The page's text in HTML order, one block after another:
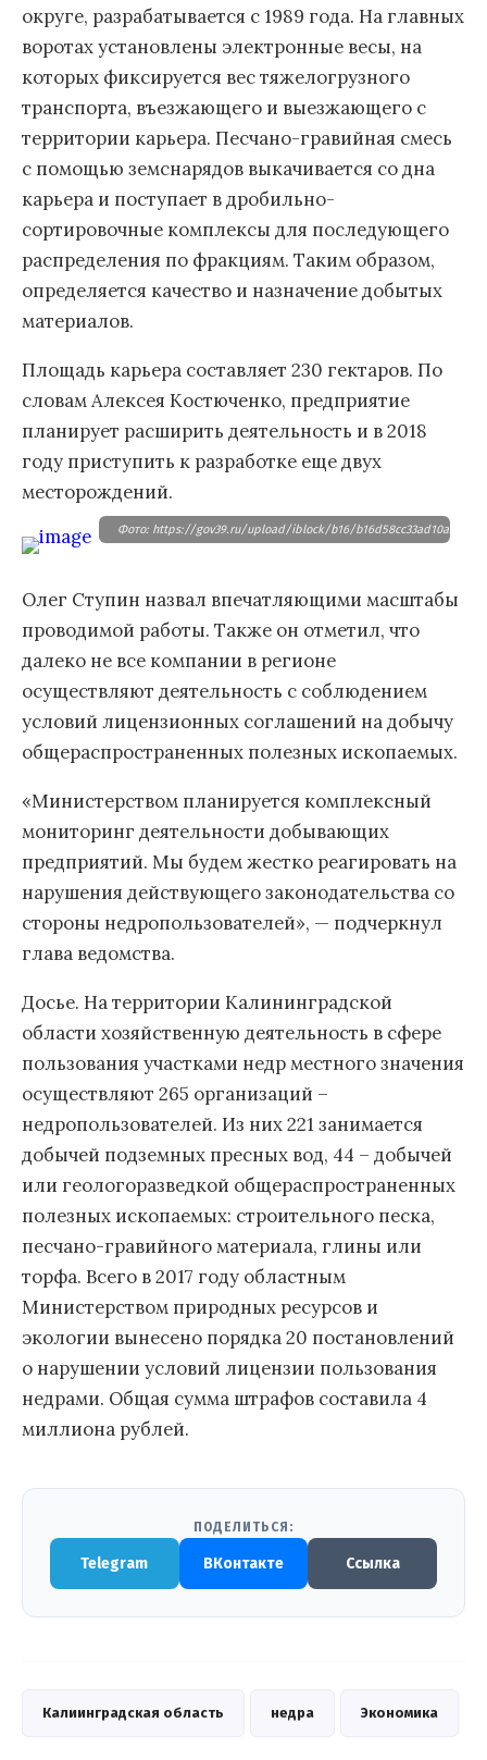
округе, разрабатывается с 1989 года. На главных
воротах установлены электронные весы, на
которых фиксируется вес тяжелогрузного
транспорта, въезжающего и выезжающего с
территории карьера. Песчано-гравийная смесь
с помощью земснарядов выкачивается со дна
карьера и поступает в дробильно-
сортировочные комплексы для последующего
распределения по фракциям. Таким образом,
определяется качество и назначение добытых
материалов.
Площадь карьера составляет 230 гектаров. По
словам Алексея Костюченко, предприятие
планирует расширить деятельность и в 2018
году приступить к разработке еще двух
месторождений.
Фото: https://gov39.ru/upload/iblock/b16/
Олег Ступин назвал впечатляющими масштабы
проводимой работы. Также он отметил, что
далеко не все компании в регионе
осуществляют деятельность с соблюдением
условий лицензионных соглашений на добычу
общераспространенных полезных ископаемых.
«Министерством планируется комплексный
мониторинг деятельности добывающих
предприятий. Мы будем жестко реагировать на
нарушения действующего законодательства со
стороны недропользователей», — подчеркнул
глава ведомства.
Досье. На территории Калининградской
области хозяйственную деятельность в сфере
пользования участками недр местного значения
осуществляют 265 организаций –
недропользователей. Из них 221 занимается
добычей подземных пресных вод, 44 – добычей
или геологоразведкой общераспространенных
полезных ископаемых: строительного песка,
песчано-гравийного материала, глины или
торфа. Всего в 2017 году областным
Министерством природных ресурсов и
экологии вынесено порядка 20 постановлений
о нарушении условий лицензии пользования
недрами. Общая сумма штрафов составила 4
миллиона рублей.
ПОДЕЛИТЬСЯ:
Telegram ВКонтакте Ссылка
Калиинградская область недра Экономика